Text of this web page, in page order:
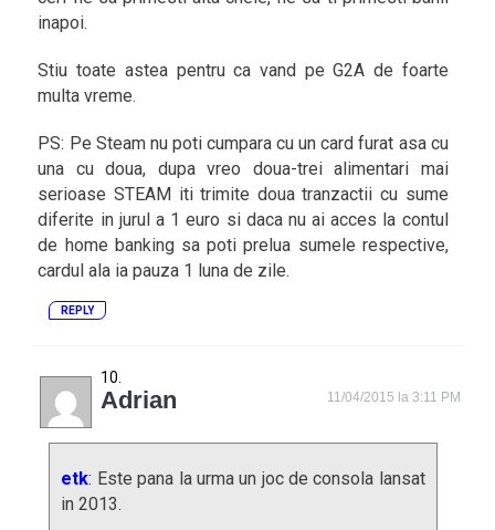
inapoi.
Stiu toate astea pentru ca vand pe G2A de foarte
multa vreme.
PS: Pe Steam nu poti cumpara cu un card furat asa cu
una cu doua, dupa vreo doua-trei alimentari mai
serioase STEAM iti trimite doua tranzactii cu sume
diferite in jurul a 1 euro si daca nu ai acces la contul
de home banking sa poti prelua sumele respective,
cardul ala ia pauza 1 luna de zile.
REPLY
Adrian 11/04/2015 la 3:11 PM
etk: Este pana la urma un joc de consola lansat
in 2013.